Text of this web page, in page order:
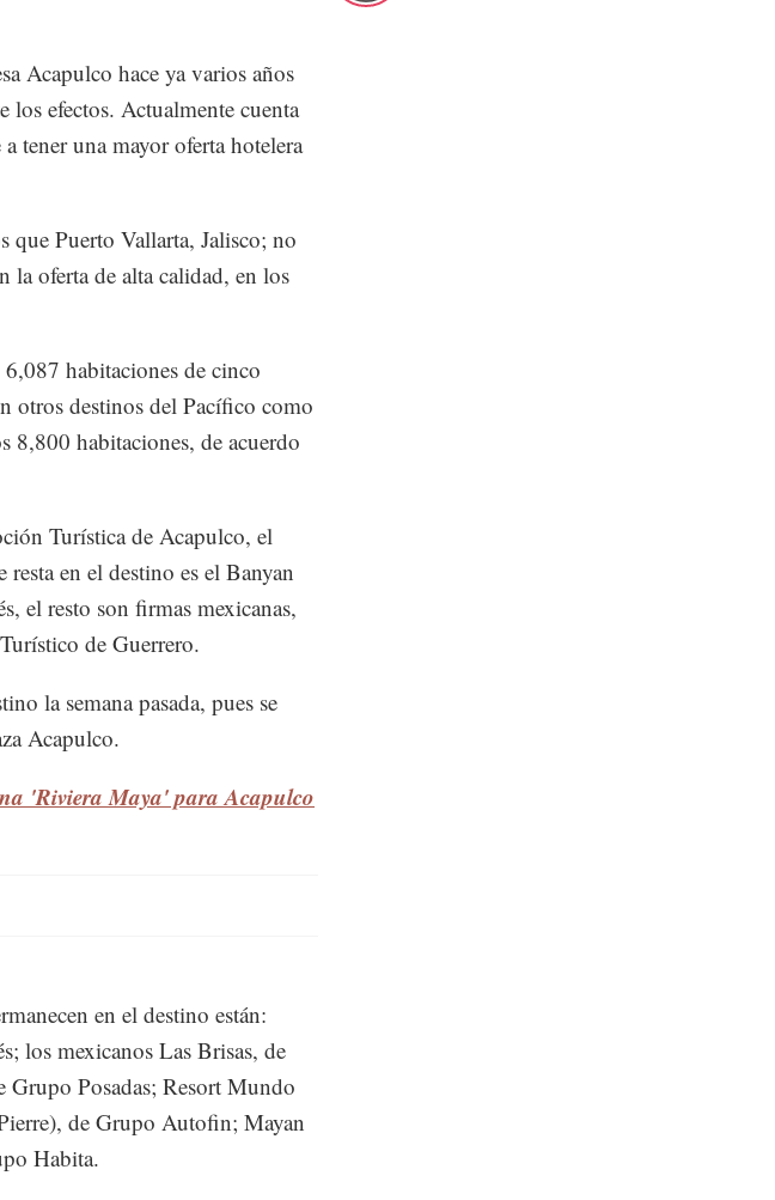
Acapulco hace ya varios años
los efectos. Actualmente cuenta
tener una mayor oferta hotelera
que Puerto Vallarta, Jalisco; no
la oferta de alta calidad, en los
habitaciones de cinco
otros destinos del Pacífico como
8,800 habitaciones, de acuerdo
Turística de Acapulco, el
en el destino es el Banyan
el resto son firmas mexicanas,
de Guerrero.
la semana pasada, pues se
Acapulco.
'Riviera Maya' para Acapulco
en el destino están:
los mexicanos Las Brisas, de
Posadas; Resort Mundo
de Grupo Autofin; Mayan
Habita.